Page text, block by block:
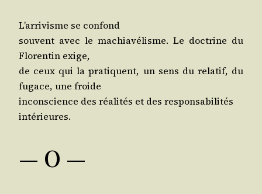
L’ar­ri­visme se confond
sou­vent avec le machia­vé­lisme. Le doc­trine du
Flo­ren­tin exige,
de ceux qui la pra­tiquent, un sens du rela­tif, du
fugace, une froide
incons­cience des réa­li­tés et des responsabilités
intérieures.
— O —